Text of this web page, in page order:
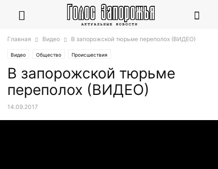
Главная Видео В запорожской тюрьме переполох (ВИДЕО)
Видео Общество Происшествия
В запорожской тюрьме
переполох (ВИДЕО)
14.09.2017